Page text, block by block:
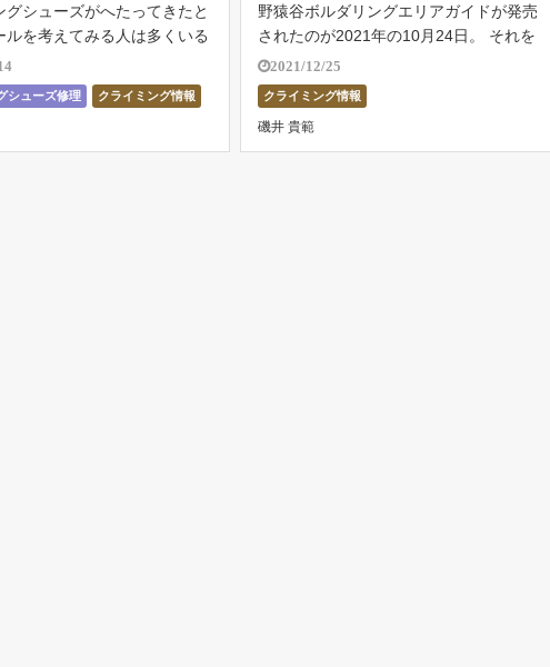
グシューズがへたってきたと
ルを考えてみる人は多くいる
でしょうか。 靴自体はまだ
からこそ、ソールだけを交換
できれば新品を買うよりも安
シューズ修理 クライミング情報
野猿谷ボルダリングエリアガイドが発売
されたのが2021年の10月24日。 それを
もって一般公開されたこのエリアは川沿
いの静かな場所に258個もの岩があるの
だそう。 課題数は513本とかなり多く、
10年かけて開拓されたのだ […]
2021/12/25
クライミング情報
磯井 貴範